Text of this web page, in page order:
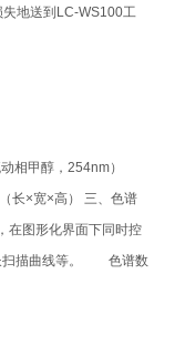
地送到LC-WS100工
相甲醇，254nm）
×宽×高） 三、色谱
图形化界面下同时控
长扫描曲线等。 色谱数